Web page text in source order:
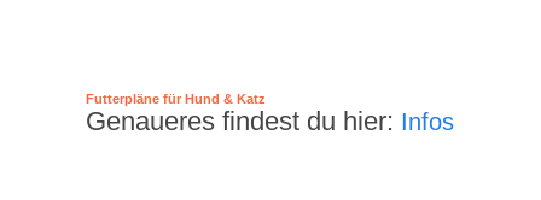
Futterpläne für Hund & Katz
Genaueres findest du hier: Infos